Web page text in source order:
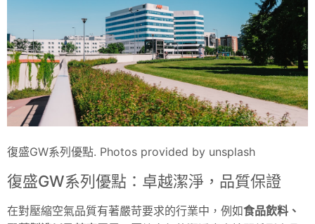
復盛GW系列優點. Photos provided by unsplash
復盛GW系列優點：卓越潔淨，品質保證
在對壓縮空氣品質有著嚴苛要求的行業中，例如食品飲料、